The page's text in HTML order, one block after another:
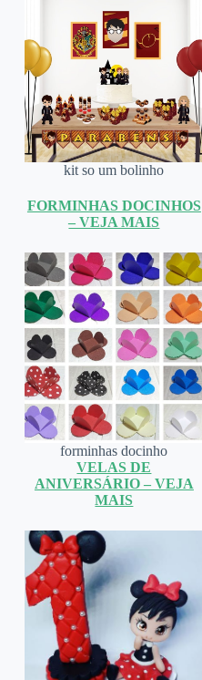
kit so um bolinho
FORMINHAS DOCINHOS
– VEJA MAIS
forminhas docinho
VELAS DE
ANIVERSÁRIO – VEJA
MAIS